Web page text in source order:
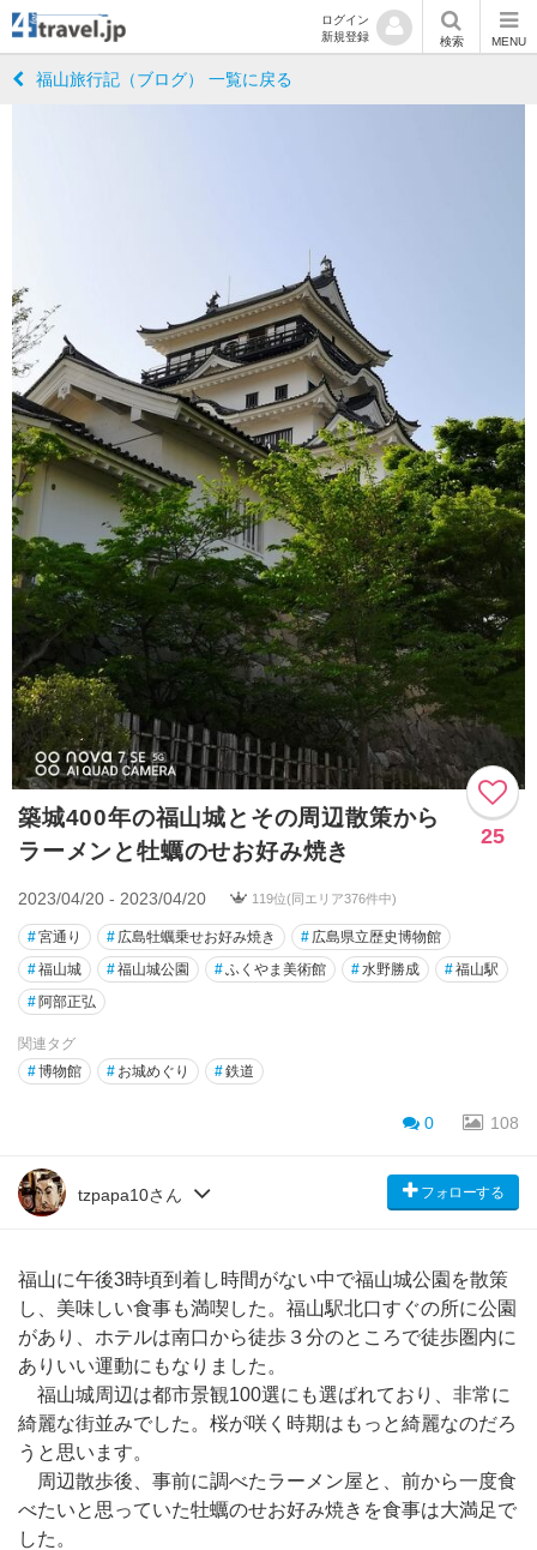
ログイン
新規登録
検索 MENU
福山旅行記（ブログ） 一覧に戻る
築城400年の福山城とその周辺散策から
ラーメンと牡蠣のせお好み焼き
25
2023/04/20 - 2023/04/20 119位(同エリア376件中)
#宮通り # 広島牡蠣乗せお好み焼き # 広島県立歴史博物館
#福山城 #福山城公園 #ふくやま美術館 #水野勝成 #福山駅
# 阿部正弘
関連タグ
#博物館 # お城めぐり #鉄道
0 108
tzpapa10さん フォローする
福山に午後3時頃到着し時間がない中で福山城公園を散策
し、美味しい食事も満喫した。福山駅北口すぐの所に公園
があり、ホテルは南口から徒歩３分のところで徒歩圏内に
ありいい運動にもなりました。
福山城周辺は都市景観100選にも選ばれており、非常に
綺麗な街並みでした。桜が咲く時期はもっと綺麗なのだろ
うと思います。
周辺散歩後、事前に調べたラーメン屋と、前から一度食
べたいと思っていた牡蠣のせお好み焼きを食事は大満足で
した。